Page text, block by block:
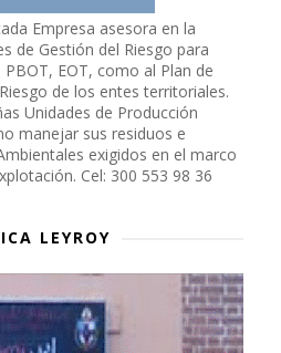
Empresa asesora en la
de Gestión del Riesgo para
EOT, como al Plan de
de los entes territoriales.
Unidades de Producción
manejar sus residuos e
exigidos en el marco
Cel: 300 553 98 36
LEYROY